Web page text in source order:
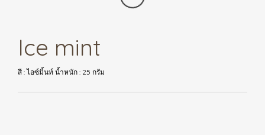
Ice mint
สี : ไอซ์มิ้นท์ น้ำหนัก : 25 กรัม